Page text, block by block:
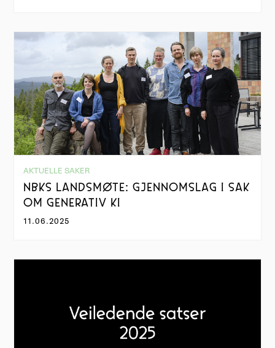
AKTUELLE SAKER
NBKS LANDSMØTE: GJENNOMSLAG I SAK
OM GENERATIV KI
11.06.2025